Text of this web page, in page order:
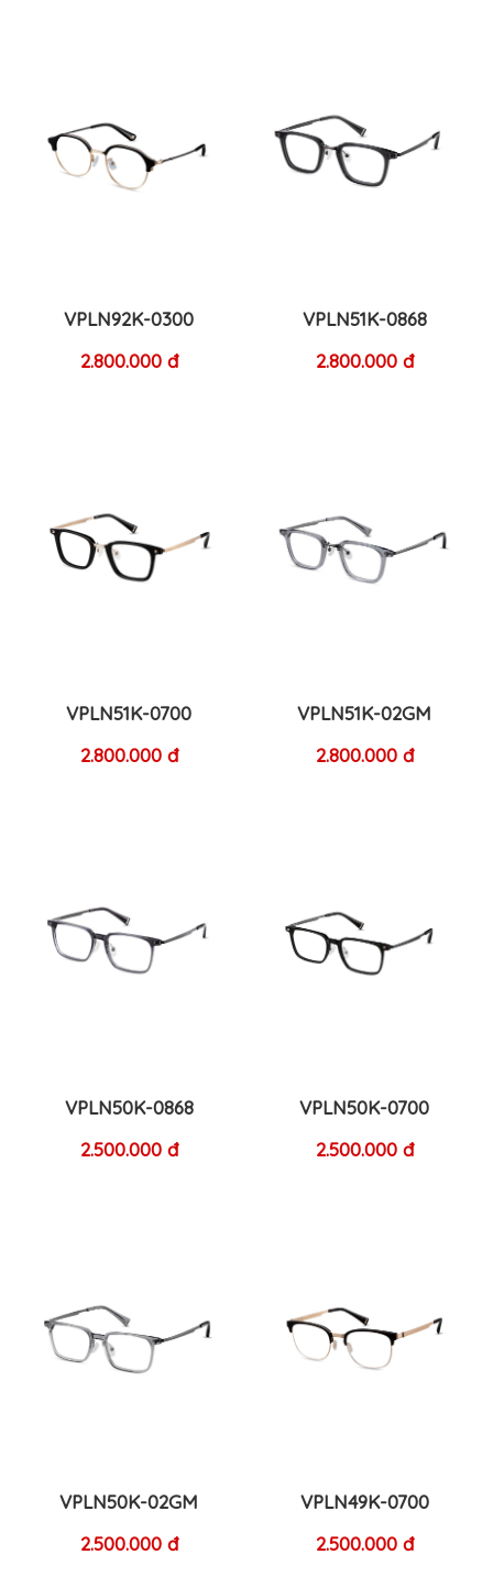
VPLN92K-0300
2.800.000 đ
VPLN51K-0868
2.800.000 đ
VPLN51K-0700
2.800.000 đ
VPLN51K-02GM
2.800.000 đ
VPLN50K-0868
2.500.000 đ
VPLN50K-0700
2.500.000 đ
VPLN50K-02GM
2.500.000 đ
VPLN49K-0700
2.500.000 đ